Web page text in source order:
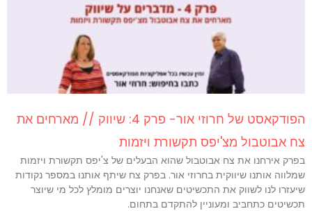
הפודקאסט של חרוזי אור- פרק 4: שיווק // מארחים את
צח אבוטבול מצ'יפס תקשורת ויזמות
בפרק אירחנו את צח אבוטבול שהוא הבעלים של צ'יפס תקשורת ויזמות
שמלווה אותנו שיווקית בחרוזי אור. בפרק צח שיתף אותנו במספר נקודות
שיעזרו לנו לשווק את התכשיטים שאנחנו יוצרים מומלץ לכל מי שיוצר
תכשיטים כתחביב ומעוניין להתקדם בתחום.